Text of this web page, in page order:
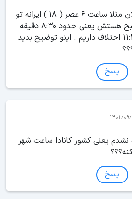
توضیحات کافی نبود الان مثلا ساعت 6 عصر ( 18 ) ایرانه تو
ونکوور ساعت 10:30 صبح هستش یعنی حدود 8:30 دقیقه
ولی تو لیست گفتید 11:30 اختلاف داریم . اینو توضیح بدید
پاسخ
1402/
یعنی کشور کانادا ساعت شهر
پاسخ